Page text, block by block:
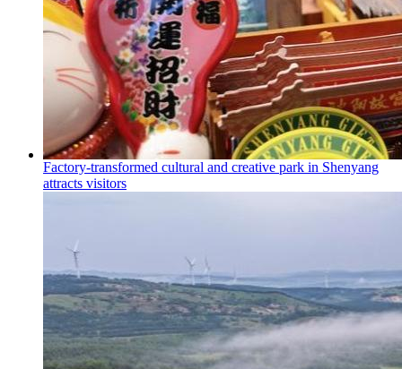
Factory-transformed cultural and creative park in Shenyang
attracts visitors